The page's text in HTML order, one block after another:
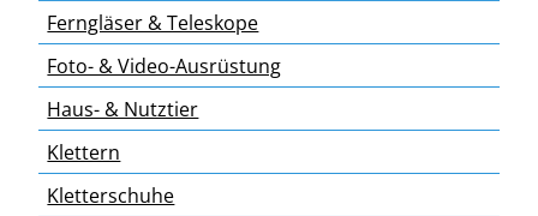
Ferngläser & Teleskope
Foto- & Video-Ausrüstung
Haus- & Nutztier
Klettern
Kletterschuhe